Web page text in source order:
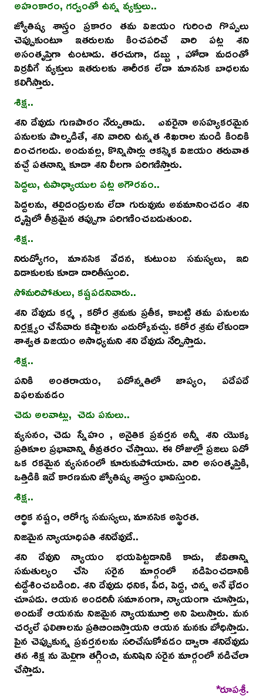
అహంకారం, గర్వంతో ఉన్న వ్యక్తులు..
జ్యోతిష్య శాస్త్రం ప్రకారం తమ విజయం గురించి గొప్పలు
చెప్పుకుంటూ ఇతరులను కించపరిచే వారి పట్ల శని
అసంతృప్తిగా ఉంటాడు. తరచుగా, డబ్బు , హోదా మదంతో
విర్రవీగే వ్యక్తులు ఇతరులకు శారీరక లేదా మానసిక బాధలను
కలిగిస్తారు.
శిక్ష..
శని దేవుడు గుణపాఠం నేర్పుతాడు. ఎవరైనా అసహ్యకరమైన
పనులకు పాల్పడితే, శని వారిని ఉన్నత శిఖరాల నుండి కిందికి
దించగలడు. అందువల్ల, కొన్నిసార్లు ఆకస్మిక విజయం తరువాత
వచ్చే పతనాన్ని కూడా శని లీలగా పరిగణిస్తారు.
పెద్దలు, ఉపాధ్యాయుల పట్ల అగౌరవం..
పెద్దలను, తల్లిదండ్రులను లేదా గురువును అవమానించడం శని
దృష్టిలో తీవ్రమైన తప్పుగా పరిగణించబడుతుంది.
శిక్ష..
నిరుద్యోగం, మానసిక వేదన, కుటుంబ సమస్యలు, ఇది
విడాకులకు కూడా దారితీస్తుంది.
సోమరిపోతులు, కష్టపడనివారు..
శని దేవుడు కర్మ , కఠోర శ్రమకు ప్రతీక, కాబట్టి తమ పనులను
నిర్లక్ష్యం చేసేవారు కష్టాలను ఎదుర్కోవచ్చు. కఠోర శ్రమ లేకుండా
శాశ్వత విజయం అసాధ్యమని శని దేవుడు నేర్పిస్తాడు.
శిక్ష..
పనికి అంతరాయం, పదోన్నతిలో జాప్యం, పదేపదే
విఫలమవడం
చెడు అలవాట్లు, చెడు పనులు..
వ్యసనం, చెడు స్నేహం , అనైతిక ప్రవర్తన అన్నీ శని యొక్క
ప్రతికూల ప్రభావాన్ని తీవ్రతరం చేస్తాయి. ఈ రోజుల్లో ప్రజలు ఏదో
ఒక రకమైన వ్యసనంలో కూరుకుపోయారు. వారి అసంతృప్తికి,
ఒత్తిడికి ఇదే కారణమని జ్యోతిష్య శాస్త్రం భావిస్తుంది.
శిక్ష..
ఆర్థిక నష్టం, ఆరోగ్య సమస్యలు, మానసిక అస్థిరత.
నిజమైన న్యాయాధిపతి శనిదేవుడే..
శని దేవుని న్యాయం భయపెట్టడానికి కాదు, జీవితాన్ని
సమతుల్యం చేసి సరైన మార్గంలో నడిపించడానికి
ఉద్దేశించబడింది. శని దేవుడు ధనిక, పేద, పెద్ద, చిన్న అనే భేదం
చూపడు. ఆయన అందరినీ సమానంగా, న్యాయంగా చూస్తాడు,
అందుకే ఆయనను నిజమైన న్యాయమూర్తి అని పిలుస్తారు. మన
చర్యలే ఫలితాలను ప్రతిబింబిస్తాయని ఆయన మనకు బోధిస్తాడు.
పైన చెప్పుకున్న ప్రవర్తనలను సరిచేసుకోవడం ద్వారా శనిదేవుడు
తన శిక్ష ను మెల్లిగా తగ్గించి, మనిషిని సరైన మార్గంలో నడిచేలా
చేస్తాడు.
*రూపశ్రీ.